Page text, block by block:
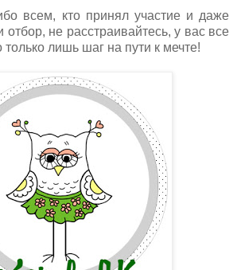
всем, кто принял участие и даже
не расстраивайтесь, у вас все
лишь шаг на пути к мечте!